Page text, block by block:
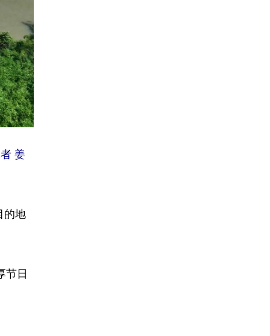
姜
的地
节日